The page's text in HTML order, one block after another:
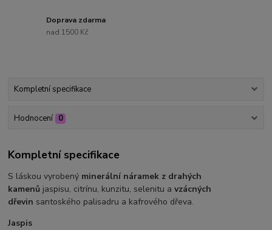
Doprava zdarma
nad 1500 Kč
Kompletní specifikace
Hodnocení 0
Kompletní specifikace
S láskou vyrobený minerální náramek z drahých
kamenů jaspisu, citrínu, kunzitu, selenitu avzácných
dřevin santoského palisadru a kafrového dřeva.
Jaspis